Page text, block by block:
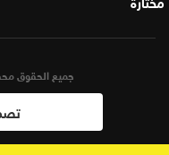
جميع الحقوق